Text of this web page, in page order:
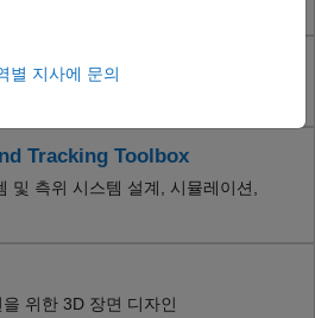
알고리즘 설계, 시뮬레이션 및 배포
Tracking Toolbox
및 측위 시스템 설계, 시뮬레이션,
위한 3D 장면 디자인
별 지사에 문의